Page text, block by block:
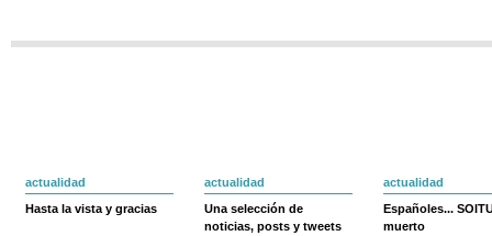
actualidad
Hasta la vista y gracias
actualidad
Una selección de
noticias, posts y tweets
actualidad
Españoles...
muerto